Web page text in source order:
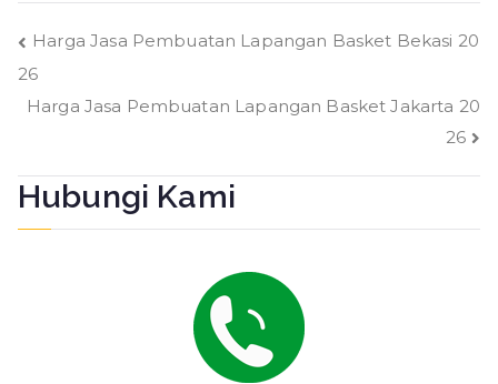
Navigasi
pos
Harga Jasa Pembuatan Lapangan Basket Bekasi 20
26
Harga Jasa Pembuatan Lapangan Basket Jakarta 20
26
Hubungi Kami